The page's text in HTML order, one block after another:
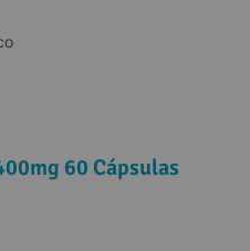
60 Cápsulas